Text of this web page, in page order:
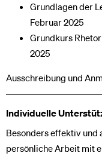
Grundlagen der
Februar 2025
Grundkurs
2025
Ausschreibung und
Individuelle
Besonders effektiv
persönliche Arbeit mit